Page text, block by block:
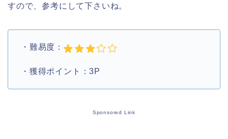
すので、参考にして下さいね。
・難易度：
・獲得ポイント：3P
Sponsored Link